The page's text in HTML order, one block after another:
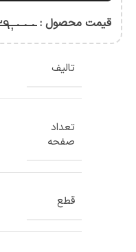
جلدی)
قیمت محصول :
تالیف
تعداد
صفحه
قطع